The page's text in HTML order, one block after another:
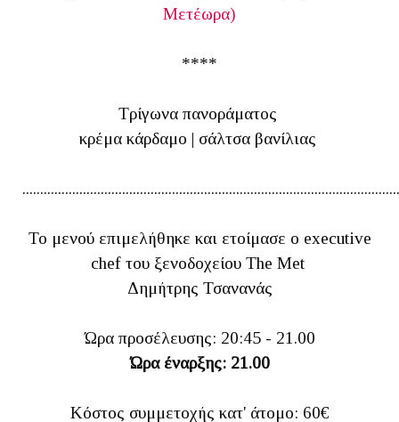
Μετέωρα)
****
Τρίγωνα πανοράματος
κρέμα κάρδαμο | σάλτσα βανίλιας
Το μενού επιμελήθηκε και ετοίμασε ο executive
chef του ξενοδοχείου The Met
Δημήτρης Τσανανάς
Ώρα προσέλευσης: 20:45 - 21.00
Ώρα έναρξης: 21.00
Κόστος συμμετοχής κατ' άτομο: 60€